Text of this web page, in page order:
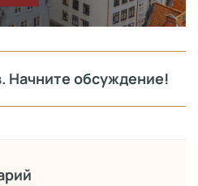
Начните обсуждение!